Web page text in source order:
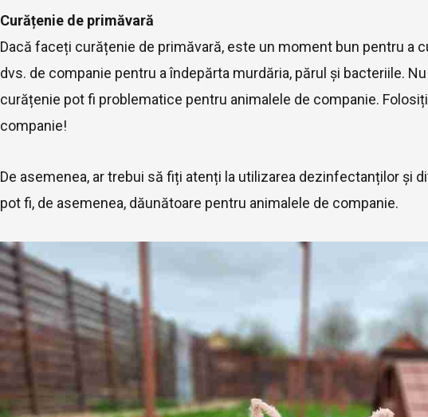
Curățenie de primăvară
Dacă faceți curățenie de primăvară, este un moment bun pentru a
dvs. de companie pentru a îndepărta murdăria, părul și bacteriile.
curățenie pot fi problematice pentru animalele de companie.
companie!
De asemenea, ar trebui să fiți atenți la utilizarea dezinfectanților și
pot fi, de asemenea, dăunătoare pentru animalele de companie.